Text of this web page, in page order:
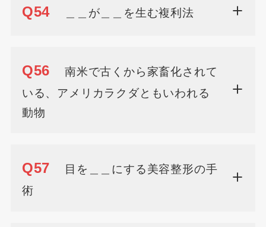
Q54 ＿＿が＿＿を生む複利法
Q56
南米で古くから家畜化されて
いる、アメリカラクダともいわれる
動物
Q57
目を＿＿にする美容整形の手
術